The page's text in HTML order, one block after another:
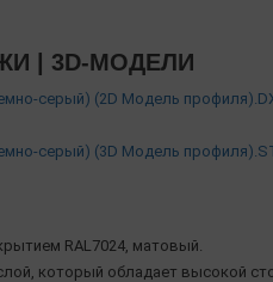
| 3D-МОДЕЛИ
серый) (2D Модель
серый) (3D Модель
RAL7024, матовый.
который обладает высокой